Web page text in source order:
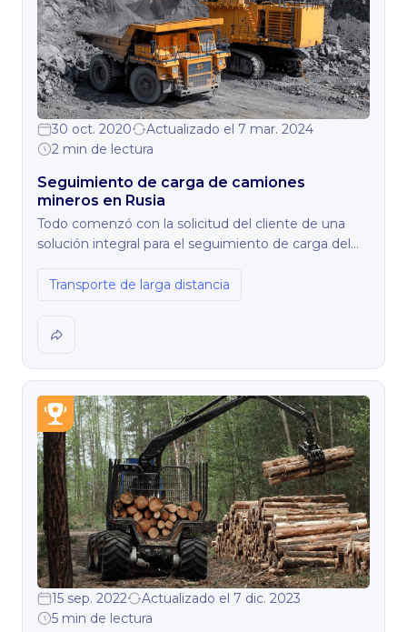
30 oct. 2020
Actualizado el 7 mar. 2024
2 min de lectura
Seguimiento de carga de camiones
mineros en Rusia
Todo comenzó con la solicitud del cliente de una
solución integral para el seguimiento de carga del
carga por medio de la solución implementada
Transporte de larga distancia
15 sep. 2022
Actualizado el 7 dic. 2023
5 min de lectura